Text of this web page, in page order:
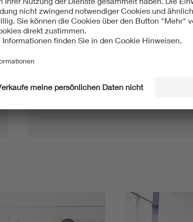
Entwurf
E DIN EN IEC 62541-
14:2026-06
22:2026-06